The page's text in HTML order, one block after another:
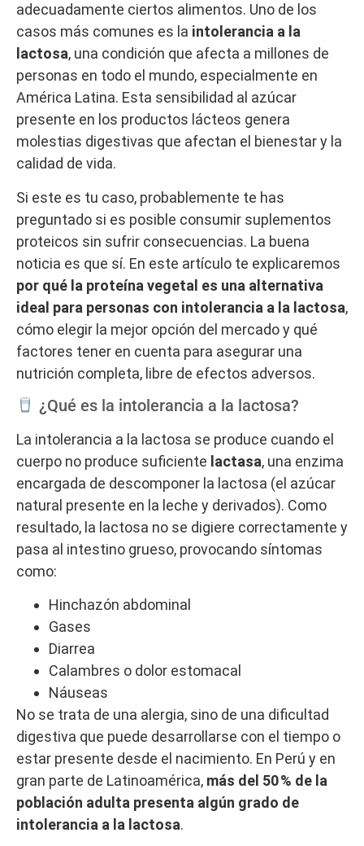
adecuadamente ciertos alimentos. Uno de los
casos más comunes es la intolerancia a la
lactosa, una condición que afecta a millones de
personas en todo el mundo, especialmente en
América Latina. Esta sensibilidad al azúcar
presente en los productos lácteos genera
molestias digestivas que afectan el bienestar y la
calidad de vida.
Si este es tu caso, probablemente te has
preguntado si es posible consumir suplementos
proteicos sin sufrir consecuencias. La buena
noticia es que sí. En este artículo te explicaremos
por qué la proteína vegetal es una alternativa
ideal para personas con intolerancia a la lactosa,
cómo elegir la mejor opción del mercado y qué
factores tener en cuenta para asegurar una
nutrición completa, libre de efectos adversos.
¿Qué es la intolerancia a la lactosa?
La intolerancia a la lactosa se produce cuando el
cuerpo no produce suficiente lactasa, una enzima
encargada de descomponer la lactosa (el azúcar
natural presente en la leche y derivados). Como
resultado, la lactosa no se digiere correctamente y
pasa al intestino grueso, provocando síntomas
como:
Hinchazón abdominal
Gases
Diarrea
Calambres o dolor estomacal
Náuseas
No se trata de una alergia, sino de una dificultad
digestiva que puede desarrollarse con el tiempo o
estar presente desde el nacimiento. En Perú y en
gran parte de Latinoamérica, más del 50 % de la
población adulta presenta algún grado de
intolerancia a la lactosa.